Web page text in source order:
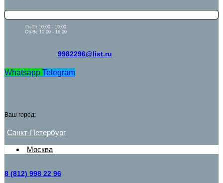
Пн-Пт 10:00 - 19:00
Сб-Вс 10:00 - 16:00
9982296@list.ru
Whatsapp Telegram
Ваш город:
Санкт-Петербург
Москва
8 (812) 998 22 96